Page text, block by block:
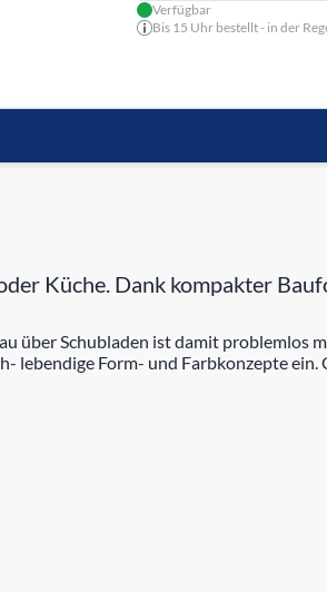
Verfügbar
Bis 15 Uhr bestellt - in der
Küche. Dank kompakter
über Schubladen ist damit problemlos
Form- und Farbkonzepte ein.